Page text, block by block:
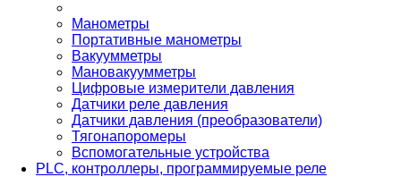
Манометры
Портативные манометры
Вакуумметры
Мановакуумметры
Цифровые измерители давления
Датчики реле давления
Датчики давления (преобразователи)
Тягонапоромеры
Вспомогательные устройства
PLС, контроллеры, программируемые реле